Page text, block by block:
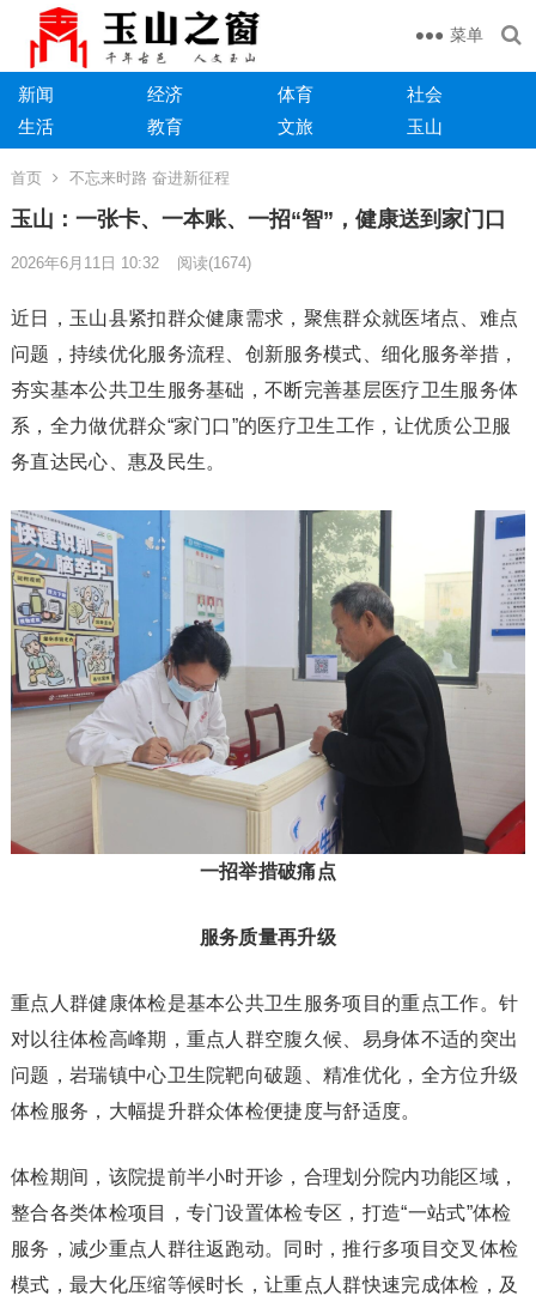
菜单
新闻 经济 体育
社会
生活
教育 文旅 玉山
首页 不忘来时路 奋进新征程
玉山：一张卡、一本账、一招“智”，健康送到家门口
2026年6月11日 10:32 阅读(1674)
近日，玉山县紧扣群众健康需求，聚焦群众就医堵点、难点
问题，持续优化服务流程、创新服务模式、细化服务举措，
夯实基本公共卫生服务基础，不断完善基层医疗卫生服务体
系，全力做优群众“家门口”的医疗卫生工作，让优质公卫服
务直达民心、惠及民生。
一招举措破痛点
服务质量再升级
重点人群健康体检是基本公共卫生服务项目的重点工作。针
对以往体检高峰期，重点人群空腹久候、易身体不适的突出
问题，岩瑞镇中心卫生院靶向破题、精准优化，全方位升级
体检服务，大幅提升群众体检便捷度与舒适度。
体检期间，该院提前半小时开诊，合理划分院内功能区域，
整合各类体检项目，专门设置体检专区，打造“一站式”体检
服务，减少重点人群往返跑动。同时，推行多项目交叉体检
模式，最大化压缩等候时长，让重点人群快速完成体检，及